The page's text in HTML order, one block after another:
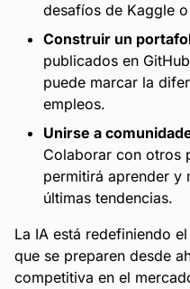
desafíos de Kaggle
Construir un
publicados en
puede marcar la
empleos.
Unirse a
Colaborar con otros
permitirá aprender y
últimas tendencias.
La IA está redefiniendo
que se preparen desde
competitiva en el